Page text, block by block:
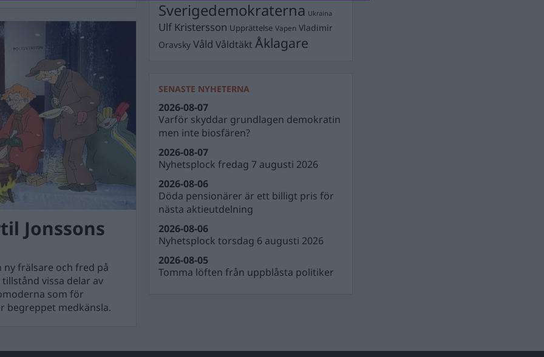
Jonssons
ny frälsare och fred på
vissa delar av
som för
begreppet medkänsla.
Sverigedemokraterna Ukraina
Ulf Kristersson Upprättelse Vapen Vladimir
Oravsky Våld Våldtäkt Åklagare
SENASTE NYHETERNA
Varför skyddar grundlagen demokratin
men inte biosfären?
2026-08-07
Nyhetsplock fredag 7 augusti 2026
2026-08-07
Döda pensionärer är ett billigt pris för
nästa aktieutdelning
2026-08-06
Nyhetsplock torsdag 6 augusti 2026
2026-08-06
Tomma löften från uppblåsta politiker
2026-08-05